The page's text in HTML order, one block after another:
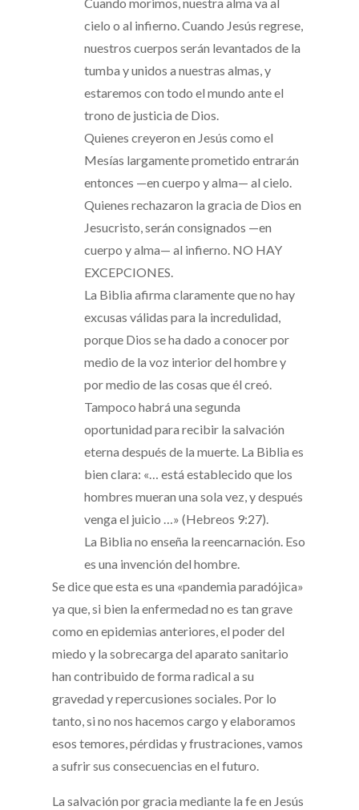
Cuando morimos, nuestra alma va al
cielo o al infierno. Cuando Jesús regrese,
nuestros cuerpos serán levantados de la
tumba y unidos a nuestras almas, y
estaremos con todo el mundo ante el
trono de justicia de Dios.
Quienes creyeron en Jesús como el
Mesías largamente prometido entrarán
entonces —en cuerpo y alma— al cielo.
Quienes rechazaron la gracia de Dios en
Jesucristo, serán consignados —en
cuerpo y alma— al infierno. NO HAY
EXCEPCIONES.
La Biblia afirma claramente que no hay
excusas válidas para la incredulidad,
porque Dios se ha dado a conocer por
medio de la voz interior del hombre y
por medio de las cosas que él creó.
Tampoco habrá una segunda
oportunidad para recibir la salvación
eterna después de la muerte. La Biblia es
bien clara: «… está establecido que los
hombres mueran una sola vez, y después
venga el juicio …» (Hebreos 9:27).
La Biblia no enseña la reencarnación. Eso
es una invención del hombre.
Se dice que esta es una «pandemia paradójica»
ya que, si bien la enfermedad no es tan grave
como en epidemias anteriores, el poder del
miedo y la sobrecarga del aparato sanitario
han contribuido de forma radical a su
gravedad y repercusiones sociales. Por lo
tanto, si no nos hacemos cargo y elaboramos
esos temores, pérdidas y frustraciones, vamos
a sufrir sus consecuencias en el futuro.
La salvación por gracia mediante la fe en Jesús